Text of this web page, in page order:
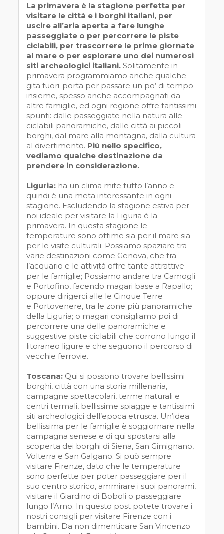
La primavera è la stagione perfetta per
visitare le città e i borghi italiani, per
uscire all’aria aperta a fare lunghe
passeggiate o per percorrere le piste
ciclabili, per trascorrere le prime giornate
al mare o per esplorare uno dei numerosi
siti archeologici italiani. Solitamente in
primavera programmiamo anche qualche
gita fuori-porta per passare un po’ di tempo
insieme, spesso anche accompagnati da
altre famiglie, ed ogni regione offre tantissimi
spunti: dalle passeggiate nella natura alle
ciclabili panoramiche, dalle città ai piccoli
borghi, dal mare alla montagna, dalla cultura
al divertimento. Più nello specifico,
vediamo qualche destinazione da
prendere in considerazione.
Liguria: ha un clima mite tutto l’anno e
quindi è una meta interessante in ogni
stagione. Escludendo la stagione estiva per
noi ideale per visitare la Liguria è la
primavera. In questa stagione le
temperature sono ottime sia per il mare sia
per le visite culturali. Possiamo spaziare tra
varie destinazioni come Genova, che tra
l’acquario e le attività offre tante attrattive
per le famiglie; Possiamo andare tra Camogli
e Portofino, facendo magari base a Rapallo;
oppure dirigerci alle le Cinque Terre
e Portovenere, tra le zone più panoramiche
della Liguria; o magari consigliamo poi di
percorrere una delle panoramiche e
suggestive piste ciclabili che corrono lungo il
litoraneo ligure e che seguono il percorso di
vecchie ferrovie.
Toscana: Qui si possono trovare bellissimi
borghi, città con una storia millenaria,
campagne spettacolari, terme naturali e
centri termali, bellissime spiagge e tantissimi
siti archeologici dell’epoca etrusca. Un’idea
bellissima per le famiglie è soggiornare nella
campagna senese e di qui spostarsi alla
scoperta dei borghi di Siena, San Gimignano,
Volterra e San Galgano. Si può sempre
visitare Firenze, dato che le temperature
sono perfette per poter passeggiare per il
suo centro storico, ammirare i suoi panorami,
visitare il Giardino di Boboli o passeggiare
lungo l’Arno. In questo post potete trovare i
nostri consigli per visitare Firenze con i
bambini. Da non dimenticare San Vincenzo